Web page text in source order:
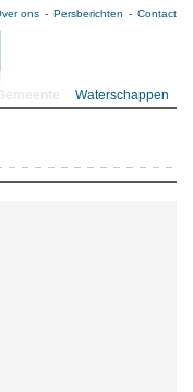
ons Persberichten Contact
Waterschappen